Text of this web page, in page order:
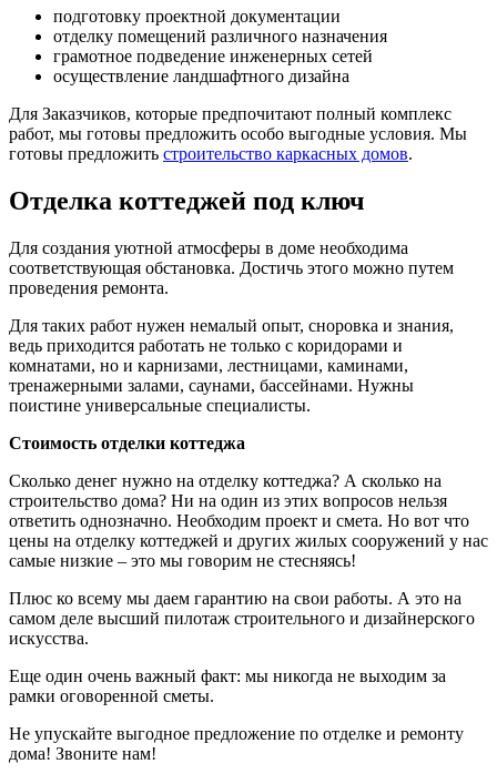
подготовку проектной документации
отделку помещений различного назначения
грамотное подведение инженерных сетей
осуществление ландшафтного дизайна
Для Заказчиков, которые предпочитают полный комплекс
работ, мы готовы предложить особо выгодные условия. Мы
готовы предложить строительство каркасных домов.
Отделка коттеджей под ключ
Для создания уютной атмосферы в доме необходима
соответствующая обстановка. Достичь этого можно путем
проведения ремонта.
Для таких работ нужен немалый опыт, сноровка и знания,
ведь приходится работать не только с коридорами и
комнатами, но и карнизами, лестницами, каминами,
тренажерными залами, саунами, бассейнами. Нужны
поистине универсальные специалисты.
Стоимость отделки коттеджа
Сколько денег нужно на отделку коттеджа? А сколько на
строительство дома? Ни на один из этих вопросов нельзя
ответить однозначно. Необходим проект и смета. Но вот что
цены на отделку коттеджей и других жилых сооружений у нас
самые низкие – это мы говорим не стесняясь!
Плюс ко всему мы даем гарантию на свои работы. А это на
самом деле высший пилотаж строительного и дизайнерского
искусства.
Еще один очень важный факт: мы никогда не выходим за
рамки оговоренной сметы.
Не упускайте выгодное предложение по отделке и ремонту
дома! Звоните нам!